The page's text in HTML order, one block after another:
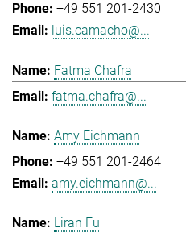
+49 551 201-2430
luis.camacho@...
Fatma Chafra
fatma.chafra@...
Amy Eichmann
+49 551 201-2464
amy.eichmann@...
Liran Fu